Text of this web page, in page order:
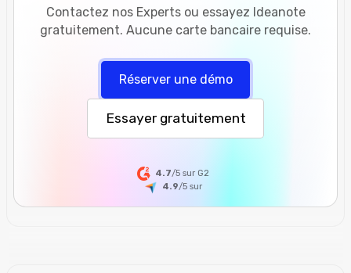
Contactez nos Experts ou essayez Ideanote
gratuitement. Aucune carte bancaire requise.
Réserver une démo
Essayer gratuitement
4.7/5 sur G2
4.9/5sur